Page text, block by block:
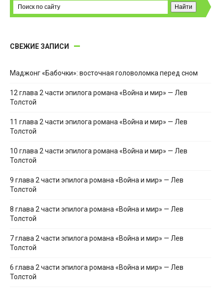
СВЕЖИЕ ЗАПИСИ
Маджонг «Бабочки»: восточная головоломка перед сном
12 глава 2 части эпилога романа «Война и мир» — Лев
Толстой
11 глава 2 части эпилога романа «Война и мир» — Лев
Толстой
10 глава 2 части эпилога романа «Война и мир» — Лев
Толстой
9 глава 2 части эпилога романа «Война и мир» — Лев
Толстой
8 глава 2 части эпилога романа «Война и мир» — Лев
Толстой
7 глава 2 части эпилога романа «Война и мир» — Лев
Толстой
6 глава 2 части эпилога романа «Война и мир» — Лев
Толстой